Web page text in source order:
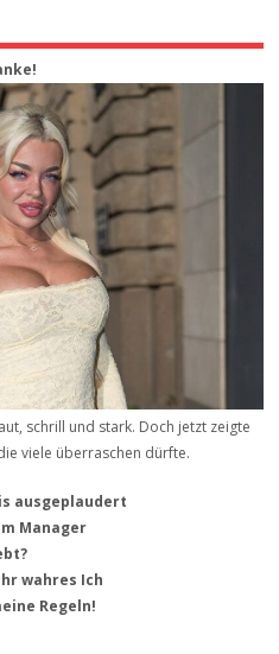
schrill und stark. Doch jetzt zeigte
viele überraschen dürfte.
ausgeplaudert
Manager
wahres Ich
Regeln!